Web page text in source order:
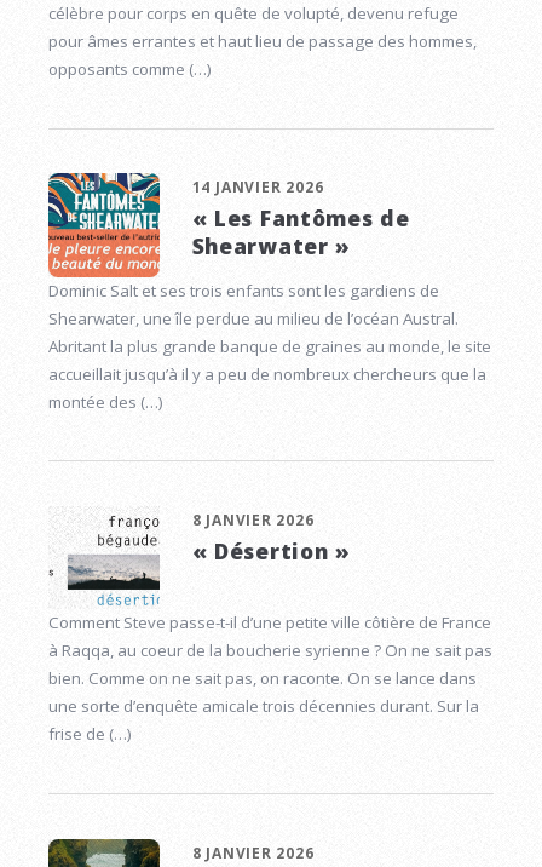
célèbre pour corps en quête de volupté, devenu refuge
pour âmes errantes et haut lieu de passage des hommes,
opposants comme (…)
14 JANVIER 2026
« Les Fantômes de
Shearwater »
Dominic Salt et ses trois enfants sont les gardiens de
Shearwater, une île perdue au milieu de l’océan Austral.
Abritant la plus grande banque de graines au monde, le site
accueillait jusqu’à il y a peu de nombreux chercheurs que la
montée des (…)
8 JANVIER 2026
« Désertion »
Comment Steve passe-t-il d’une petite ville côtière de France
à Raqqa, au coeur de la boucherie syrienne ? On ne sait pas
bien. Comme on ne sait pas, on raconte. On se lance dans
une sorte d’enquête amicale trois décennies durant. Sur la
frise de (…)
8 JANVIER 2026